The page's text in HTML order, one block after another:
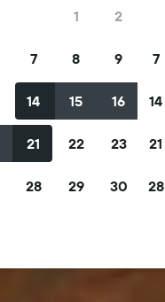
1 2
7 8 9
14 15 16
21 22 23
28 29 30
7
14
21
28